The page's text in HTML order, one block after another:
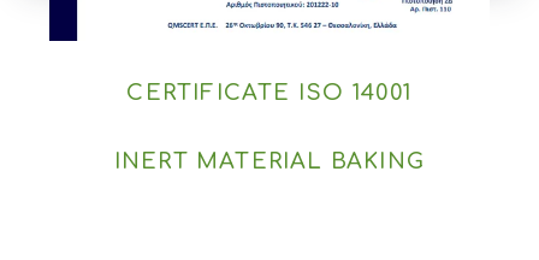
CERTIFICATE ISO 14001
INERT MATERIAL BAKING